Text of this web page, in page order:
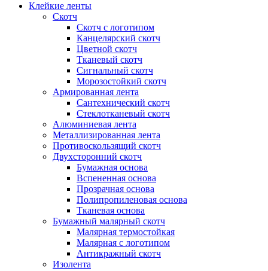
Клейкие ленты
Скотч
Скотч с логотипом
Канцелярский скотч
Цветной скотч
Тканевый скотч
Сигнальный скотч
Морозостойкий скотч
Армированная лента
Сантехнический скотч
Стеклотканевый скотч
Алюминиевая лента
Металлизированная лента
Противоскользящий скотч
Двухсторонний скотч
Бумажная основа
Вспененная основа
Прозрачная основа
Полипропиленовая основа
Тканевая основа
Бумажный малярный скотч
Малярная термостойкая
Малярная с логотипом
Антикражный скотч
Изолента